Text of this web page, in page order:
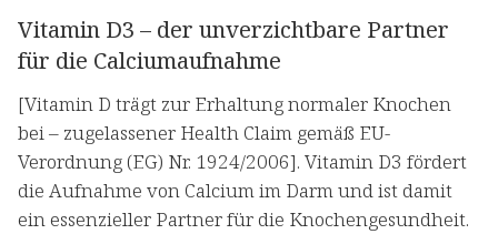
Vitamin D3 – der unverzichtbare Partner
für die Calciumaufnahme
[Vitamin D trägt zur Erhaltung normaler Knochen
bei – zugelassener Health Claim gemäß EU-
Verordnung (EG) Nr. 1924/2006]. Vitamin D3 fördert
die Aufnahme von Calcium im Darm und ist damit
ein essenzieller Partner für die Knochengesundheit.